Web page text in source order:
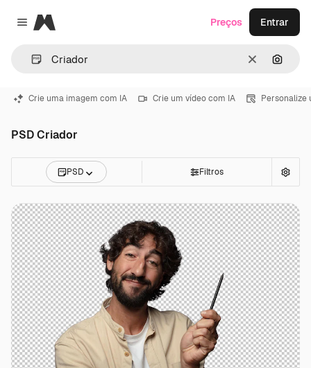
Close menu
Magnific
Limpar
Preços Entrar
Crie uma imagem com IA Crie um vídeo com IA Personalize
PSD Criador
PSD Filtros